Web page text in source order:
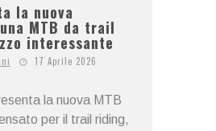
la nuova
MTB da trail
interessante
17 Aprile 2026
la nuova MTB
per il trail riding,